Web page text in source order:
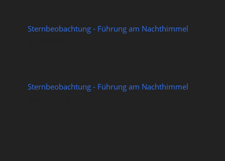
Sternbeobachtung - Führung am Nachthimmel
Sternbeobachtung - Führung am Nachthimmel